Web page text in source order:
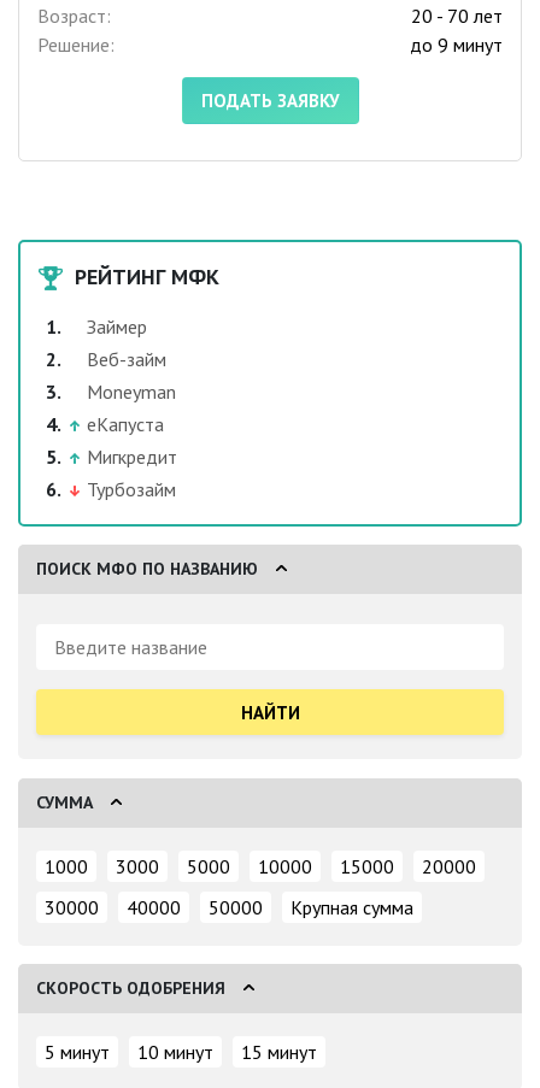
Возраст:
20 - 70 лет
Решение:
до 9 минут
ПОДАТЬ ЗАЯВКУ
РЕЙТИНГ МФК
Займер
Веб-займ
Moneyman
еКапуста
Мигкредит
Турбозайм
ПОИСК МФО ПО НАЗВАНИЮ
Поиск:
СУММА
1000 3000 5000 10000 15000
20000
30000
40000 50000 Крупная сумма
СКОРОСТЬ ОДОБРЕНИЯ
5 минут 10 минут 15 минут